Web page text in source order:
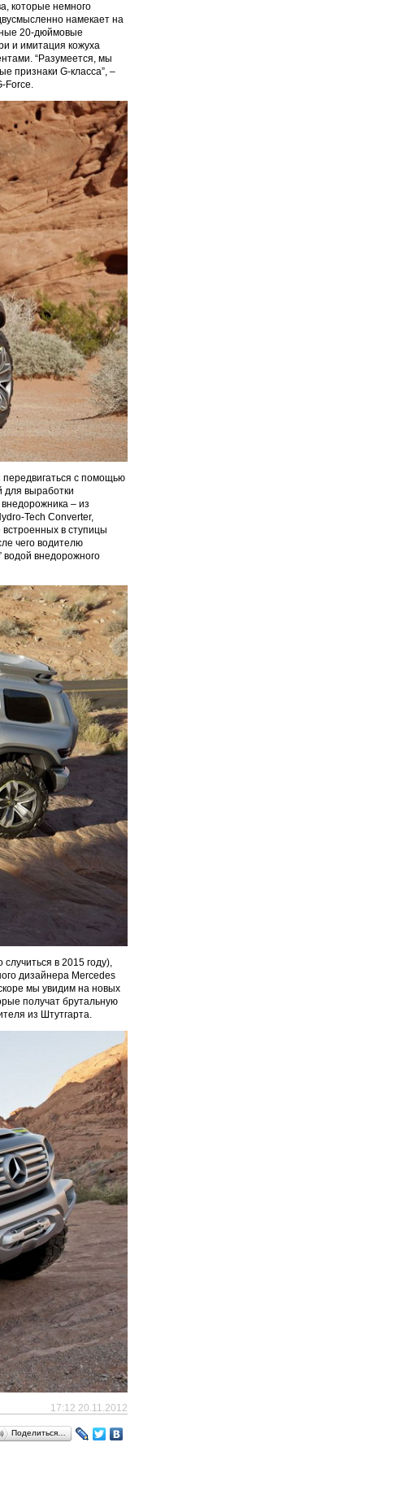
которые немного
намекает на
20-дюймовые
и имитация кожуха
“Разумеется, мы
признаки G-класса”, –
Force.
с помощью
для выработки
– из
Tech Converter,
в ступицы
чего водителю
внедорожного
в 2015 году),
дизайнера Mercedes
мы увидим на новых
получат брутальную
из Штутгарта.
17:12 20.11.2012
Поделиться…